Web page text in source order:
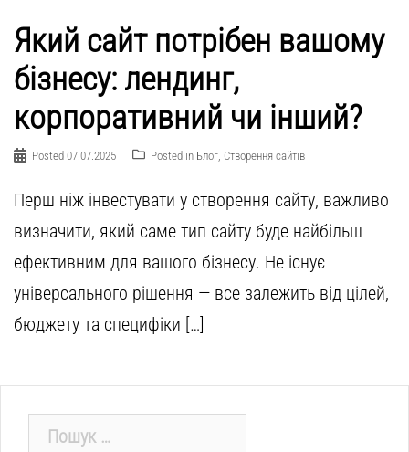
Який сайт потрібен вашому
бізнесу: лендинг,
корпоративний чи інший?
Posted 07.07.2025 Posted in Блог Створення сайтів
Перш ніж інвестувати у створення сайту, важливо
визначити, який саме тип сайту буде найбільш
ефективним для вашого бізнесу. Не існує
універсального рішення — все залежить від цілей,
бюджету та специфіки […]
Пошук: